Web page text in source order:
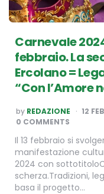
Carnevale
febbraio. La
Ercolano =
“Con l’Amore
POSTED
BY
by REDAZIONE 12
0 COMMENTS
Il 13 febbraio si
manifestazione
2024 con
scherza.Tradizioni,
basa il progetto…